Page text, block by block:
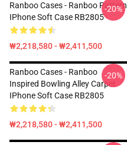
Ranboo Cases - Ranboo Pattern
IPhone Soft Case RB2805
₩2,218,580 - ₩2,411,500
-20%
Ranboo Cases - Ranboo
Inspired Bowling Alley Carpet
IPhone Soft Case RB2805
₩2,218,580 - ₩2,411,500
-20%